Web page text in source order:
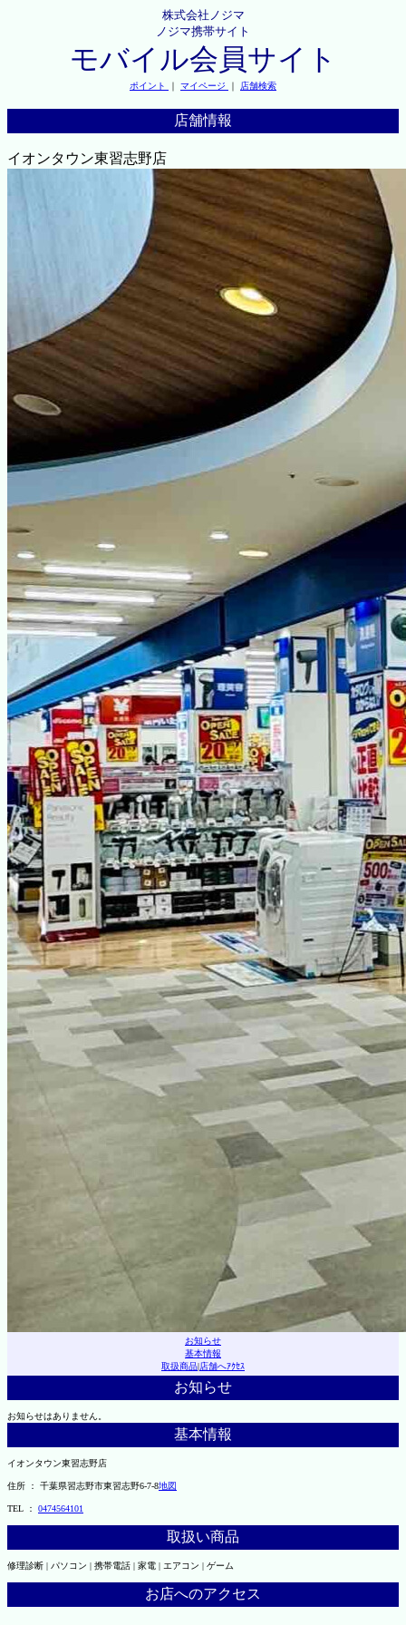
株式会社ノジマ
ノジマ携帯サイト
モバイル会員サイト
ポイント ｜ マイページ ｜ 店舗検索
店舗情報
イオンタウン東習志野店
お知らせ
基本情報
取扱商品|店舗へｱｸｾｽ
お知らせ
お知らせはありません。
基本情報
イオンタウン東習志野店
住所 ： 千葉県習志野市東習志野6-7-8地図
TEL ： 0474564101
取扱い商品
修理診断 | パソコン | 携帯電話 | 家電 | エアコン | ゲーム
お店へのアクセス